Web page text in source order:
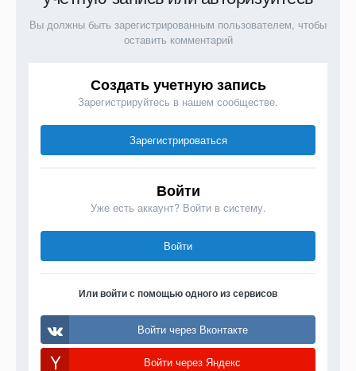
Вы должны быть зарегистрированным пользователем, чтобы
оставить комментарий
Создать учетную запись
Зарегистрируйтесь в нашем сообществе.
Зарегистрироваться
Войти
Уже есть аккаунт? Войти в систему.
Войти
Или войти с помощью одного из сервисов
Войти через Вконтакте
Войти через Яндекс